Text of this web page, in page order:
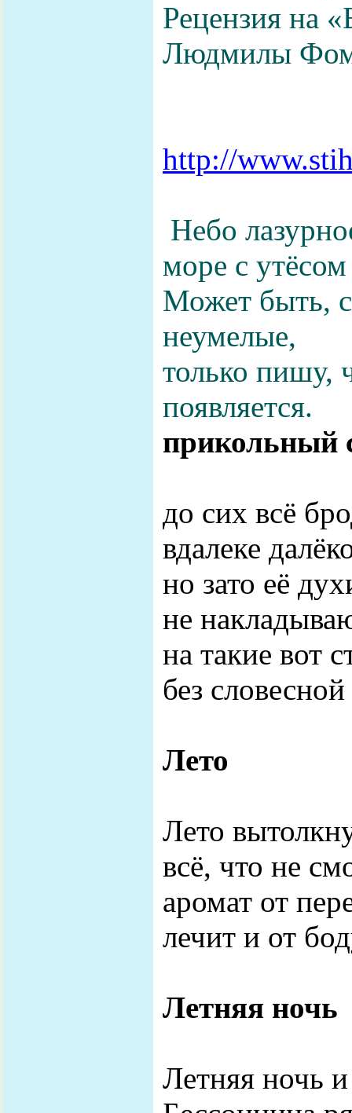
Рецензия на
Людмилы
http://
Небо
море с
Может быть,
неумелые,
только пишу,
появляется.
прикольный
до сих всё
вдалеке
но зато её
не
на такие вот
без
Лето
Лето
всё, что не
аромат от
лечит и от
Летняя ночь
Летняя ночь и